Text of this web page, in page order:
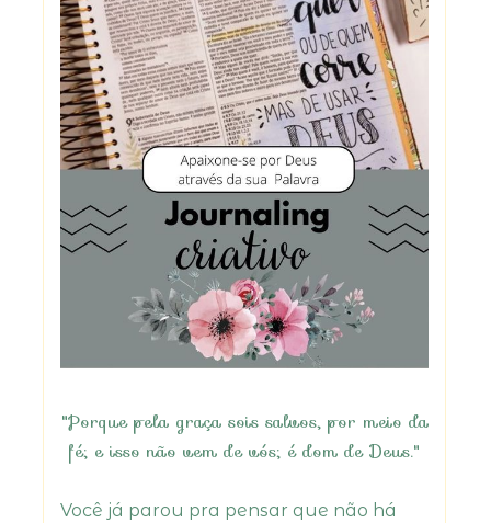
"Porque pela graça sois salvos, por meio da
fé; e isso não vem de vós; é dom de Deus."
Você já parou pra pensar que não há